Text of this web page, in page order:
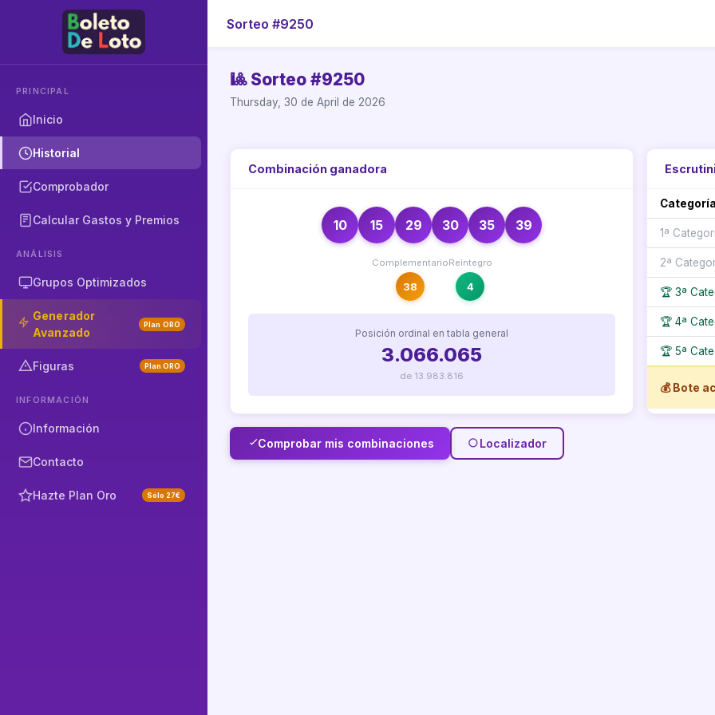
PRINCIPAL
Inicio
Historial
Comprobador
Calcular Gastos y Premios
ANÁLISIS
Grupos Optimizados
Generador
Avanzado
Plan ORO
Figuras Plan ORO
INFORMACIÓN
Información
Contacto
Hazte Plan Oro Sólo 27€
Sorteo #9250
🎱 Sorteo #9250
Thursday, 30 de April de 2026
Combinación ganadora
10 15 29 30 35 39
Complementario
38
Reintegro
4
Posición ordinal en tabla general
3.066.065
de 13.983.816
Categoría
1ª
2ª
🏆 3ª
🏆 4ª
🏆 5ª
💰 Bote
Comprobar mis combinaciones Localizador